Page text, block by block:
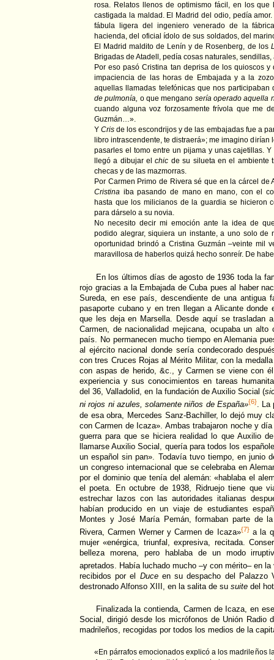
rosa. Relatos llenos de optimismo fácil, en los
castigada la maldad. El Madrid del odio, pedía
fábula ligera del ingeniero venerado de la
hacienda, del oficial ídolo de sus soldados, del
El Madrid maldito de Lenín y de Rosenberg, de los
Brigadas de Atadell, pedía cosas naturales, sendillas,
Por eso pasó Cristina tan deprisa de los quioscos
impaciencia de las horas de Embajada y a la
aquellas llamadas telefónicas que nos
de pulmonía, o que mengano sería operado aquella
cuando alguna voz forzosamente frívola que me
Guzmán…».
YCris de los escondrijos y de las embajadas fue a
libro intrascendente, te distraerá»; me imagino dirían
pasarles el tomo entre un pijama y unas cajetillas.
llegó a dibujar elchic de su silueta en el ambiente
checas y de las mazmorras.
Por Carmen Primo de Rivera sé que en la cárcel de
Cristina iba pasando de mano en mano, con el
hasta que los milicianos de la guardia se hicieron
para dárselo a su novia.
No necesito decir mi emoción ante la idea de
podido alegrar, siquiera un instante, a uno solo de
oportunidad brindó a Cristina Guzmán –veinte mil
maravillosa de haberlos quizá hecho sonreír. De
En los últimos días de agosto de 1936 toda la
rojo gracias a la Embajada de Cuba pues al haber
Sureda, en ese país, descendiente de una antigua
pasaporte cubano y en tren llegan a Alicante donde
que les deja en Marsella. Desde aquí se trasladan
Carmen, de nacionalidad mejicana, ocupaba un
país. No permanecen mucho tiempo en Alemania
al ejército nacional donde sería condecorado
con tres Cruces Rojas al Mérito Militar, con la
con aspas de herido, &c., y Carmen se viene con
experiencia y sus conocimientos en tareas
del 36, Valladolid, en la fundación de Auxilio Social (
ni rojos ni azules, solamente niños de España»{6}. La
de esa obra, Mercedes Sanz-Bachiller, lo dejó muy
con Carmen de Icaza». Ambas trabajaron noche y
guerra para que se hiciera realidad lo que Auxilio
llamarse Auxilio Social, quería para todos los
un español sin pan». Todavía tuvo tiempo, en junio
un congreso internacional que se celebraba en
por el dominio que tenía del alemán: «hablaba el
el poeta. En octubre de 1938, Ridruejo tiene que
estrechar lazos con las autoridades italianas
habían producido en un viaje de estudiantes
Montes y José María Pemán, formaban parte de
Rivera, Carmen Werner y Carmen de Icaza»{7}a la
mujer «enérgica, triunfal, expresiva, recitada.
belleza morena, pero hablaba de un modo
apretados. Había luchado mucho –y con mérito– en la
recibidos por el Duceen su despacho del Palazzo
destronado Alfonso XIII, en la salita de su suite del
Finalizada la contienda, Carmen de Icaza, en
Social, dirigió desde los micrófonos de Unión Radio
madrileños, recogidas por todos los medios de la
«En párrafos emocionados explicó a los madrileños